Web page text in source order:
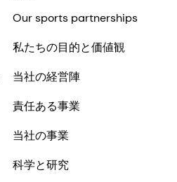
Our sports partnerships
私たちの目的と価値観
当社の経営陣
責任ある事業
当社の事業
科学と研究